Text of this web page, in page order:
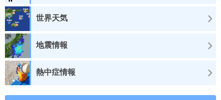
世界天気
地震情報
熱中症情報